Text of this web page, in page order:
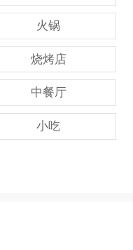
火锅
烧烤店
中餐厅
小吃